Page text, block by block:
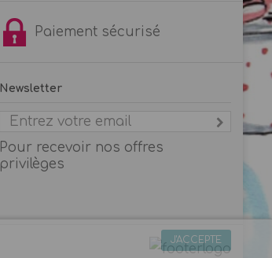
Paiement sécurisé
Newsletter
Pour recevoir nos offres
privilèges
J'ACCEPTE